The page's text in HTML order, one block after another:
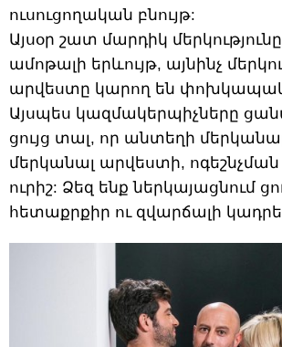
ուսուցողական բնույթ:
Այսօր շատ մարդիկ
ամոթալի երևույթ, այնինչ
արվեստը կարող են
Այսպես կազմակերպիչները
ցույց տալ, որ անտեղի
մերկանալ արվեստի,
ուրիշ: Ձեզ ենք ներկայացնում
հետաքրքիր ու զվարճալի